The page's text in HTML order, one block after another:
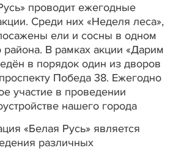
проводит ежегодные
Среди них «Неделя леса»,
ели и сосны в одном
района. В рамках акции «Дарим
в порядок один из дворов
Победа 38. Ежегодно
участие в проведении
нашего города
«Белая Русь» является
различных